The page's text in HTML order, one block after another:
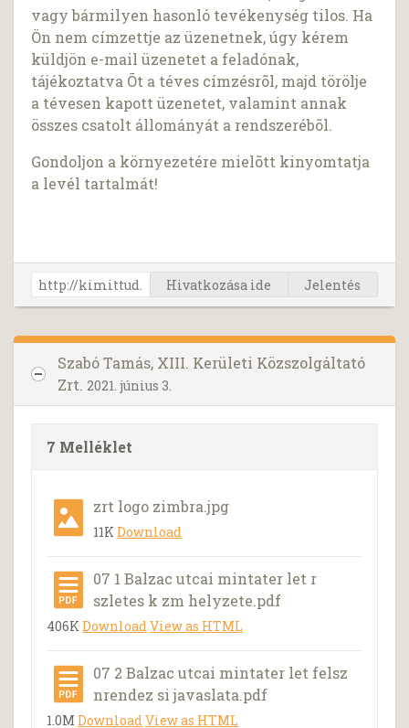
vagy bármilyen hasonló tevékenység tilos. Ha
Ön nem címzettje az üzenetnek, úgy kérem
küldjön e-mail üzenetet a feladónak,
tájékoztatva Õt a téves címzésrõl, majd törölje
a tévesen kapott üzenetet, valamint annak
összes csatolt állományát a rendszerébõl.
Gondoljon a környezetére mielõtt kinyomtatja
a levél tartalmát!
Hivatkozása ide Jelentés
Szabó Tamás, XIII. Kerületi Közszolgáltató
Zrt. 2021. június 3.
7 Melléklet
zrt logo zimbra.jpg
11KDownload
07 1 Balzac utcai mintater let r
szletes k zm helyzete.pdf
406KDownloadView as HTML
07 2 Balzac utcai mintater let felsz
nrendez si javaslata.pdf
1.0MDownloadView as HTML